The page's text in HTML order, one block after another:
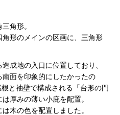
角形。
形のメインの区画に、三角形
成地の入口に位置しており、
面を印象的にしたかったの
と袖壁で構成される「台形の門
厚みの薄い小庇を配置。
木の色を配置しました。